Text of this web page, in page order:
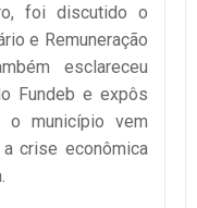
foi discutido o
e Remuneração
esclareceu
Fundeb e expôs
município vem
crise econômica